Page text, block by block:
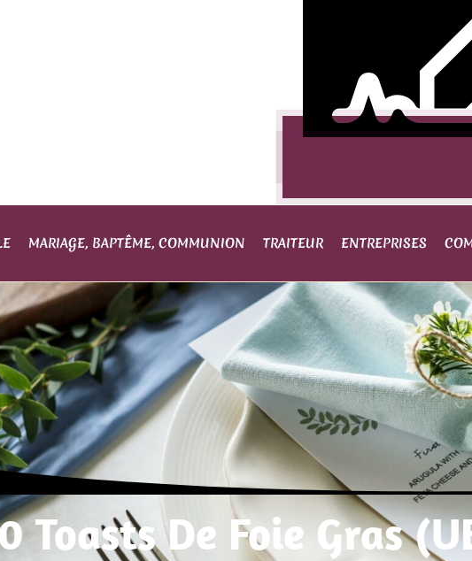
MARIAGE, BAPTÊME, COMMUNION TRAITEUR ENTREPRISES
Toasts De Foie Gras